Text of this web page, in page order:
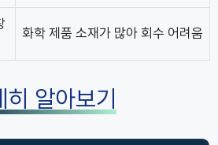
화학 제품 소재가 많아 회수 어려움
히 알아보기